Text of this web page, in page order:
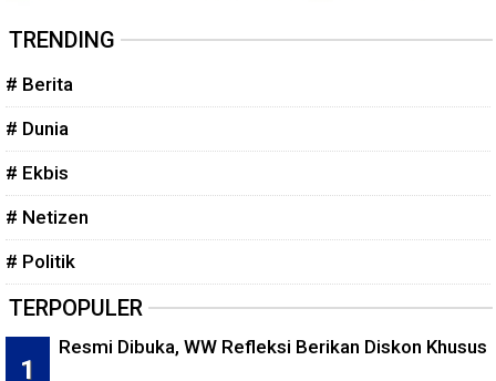
TRENDING
# Berita
# Dunia
# Ekbis
# Netizen
# Politik
TERPOPULER
Resmi Dibuka, WW Refleksi Berikan Diskon Khusus